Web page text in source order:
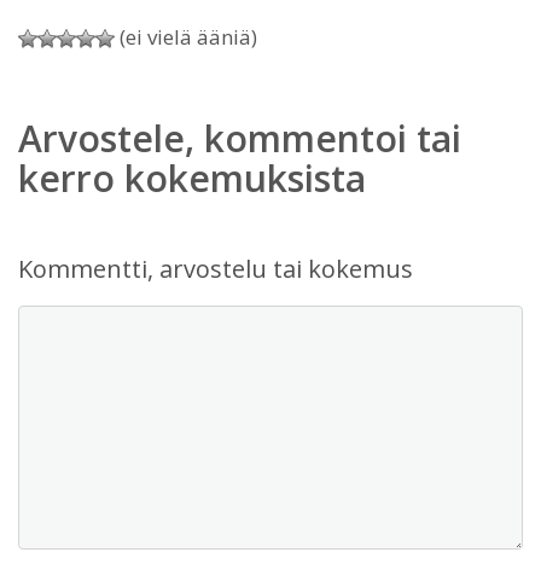
(ei vielä ääniä)
Arvostele, kommentoi tai
kerro kokemuksista
Kommentti, arvostelu tai kokemus